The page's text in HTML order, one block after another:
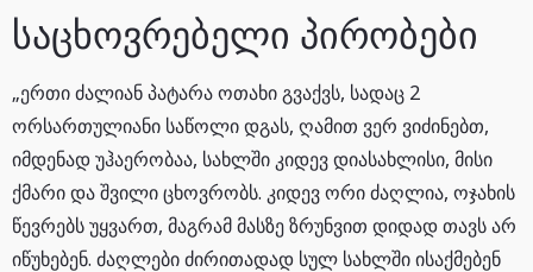
საცხოვრებელი პირობები
„ერთი ძალიან პატარა ოთახი გვაქვს, სადაც 2
ორსართულიანი საწოლი დგას, ღამით ვერ ვიძინებთ,
იმდენად უჰაერობაა, სახლში კიდევ დიასახლისი, მისი
ქმარი და შვილი ცხოვრობს. კიდევ ორი ძაღლია, ოჯახის
წევრებს უყვართ, მაგრამ მასზე ზრუნვით დიდად თავს არ
იწუხებენ. ძაღლები ძირითადად სულ სახლში ისაქმებენ